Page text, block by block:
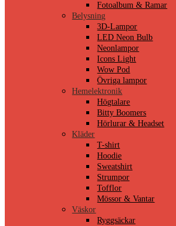
Fotoalbum & Ramar
Belysning
3D-Lampor
LED Neon Bulb
Neonlampor
Icons Light
Wow Pod
Övriga lampor
Hemelektronik
Högtalare
Bitty Boomers
Hörlurar & Headset
Kläder
T-shirt
Hoodie
Sweatshirt
Strumpor
Tofflor
Mössor & Vantar
Väskor
Ryggsäckar